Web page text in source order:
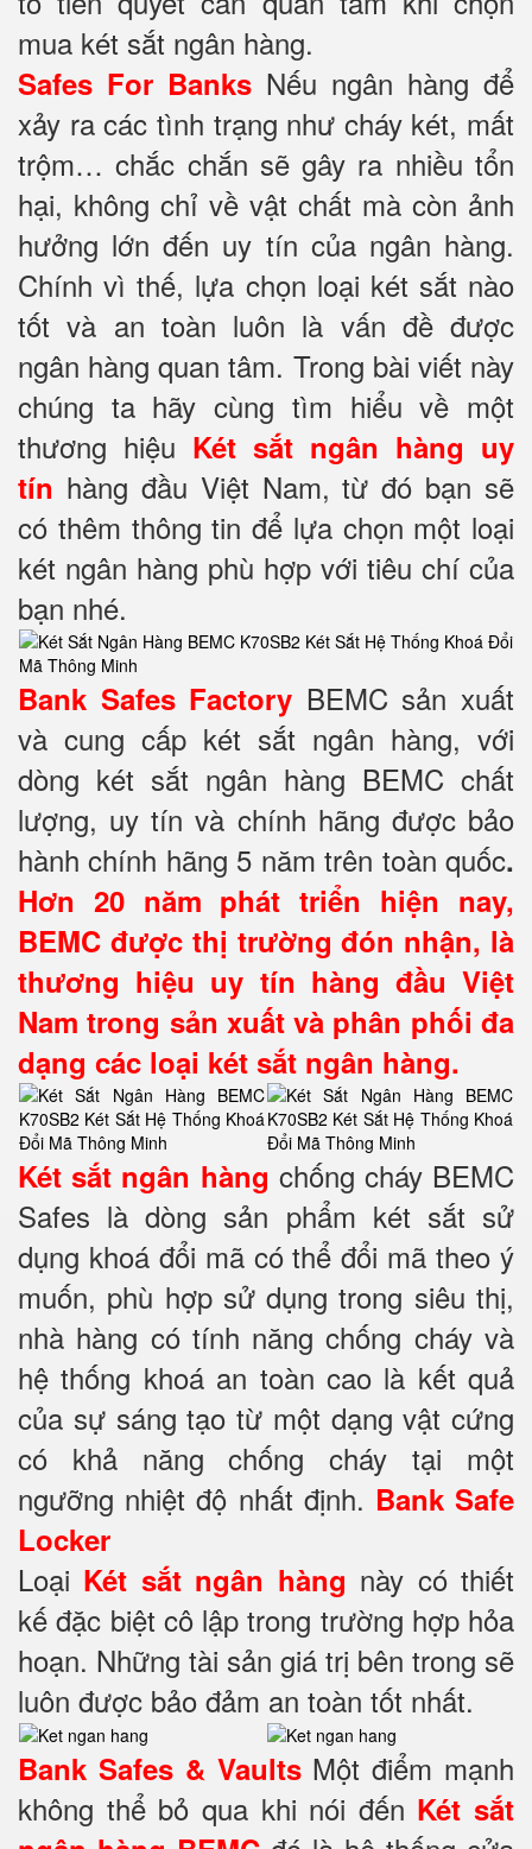
mua két sắt ngân hàng.
Safes For Banks Nếu ngân hàng để
xảy ra các tình trạng như cháy két, mất
trộm… chắc chắn sẽ gây ra nhiều tổn
hại, không chỉ về vật chất mà còn ảnh
hưởng lớn đến uy tín của ngân hàng.
Chính vì thế, lựa chọn loại két sắt nào
tốt và an toàn luôn là vấn đề được
ngân hàng quan tâm. Trong bài viết này
chúng ta hãy cùng tìm hiểu về một
thương hiệu Két sắt ngân hàng uy
tín hàng đầu Việt Nam, từ đó bạn sẽ
có thêm thông tin để lựa chọn một loại
két ngân hàng phù hợp với tiêu chí của
bạn nhé.
Bank Safes Factory BEMC sản xuất
và cung cấp két sắt ngân hàng, với
dòng két sắt ngân hàng BEMC chất
lượng, uy tín và chính hãng được bảo
hành chính hãng 5 năm trên toàn quốc.
Hơn 20 năm phát triển hiện nay,
BEMC được thị trường đón nhận, là
thương hiệu uy tín hàng đầu Việt
Nam trong sản xuất và phân phối đa
dạng các loại két sắt ngân hàng.
Két sắt ngân hàng chống cháy BEMC
Safes là dòng sản phẩm két sắt sử
dụng khoá đổi mã có thể đổi mã theo ý
muốn, phù hợp sử dụng trong siêu thị,
nhà hàng có tính năng chống cháy và
hệ thống khoá an toàn cao là kết quả
của sự sáng tạo từ một dạng vật cứng
có khả năng chống cháy tại một
ngưỡng nhiệt độ nhất định. Bank Safe
Locker
Loại Két sắt ngân hàng này có thiết
kế đặc biệt cô lập trong trường hợp hỏa
hoạn. Những tài sản giá trị bên trong sẽ
luôn được bảo đảm an toàn tốt nhất.
Bank Safes & Vaults Một điểm mạnh
không thể bỏ qua khi nói đến Két sắt